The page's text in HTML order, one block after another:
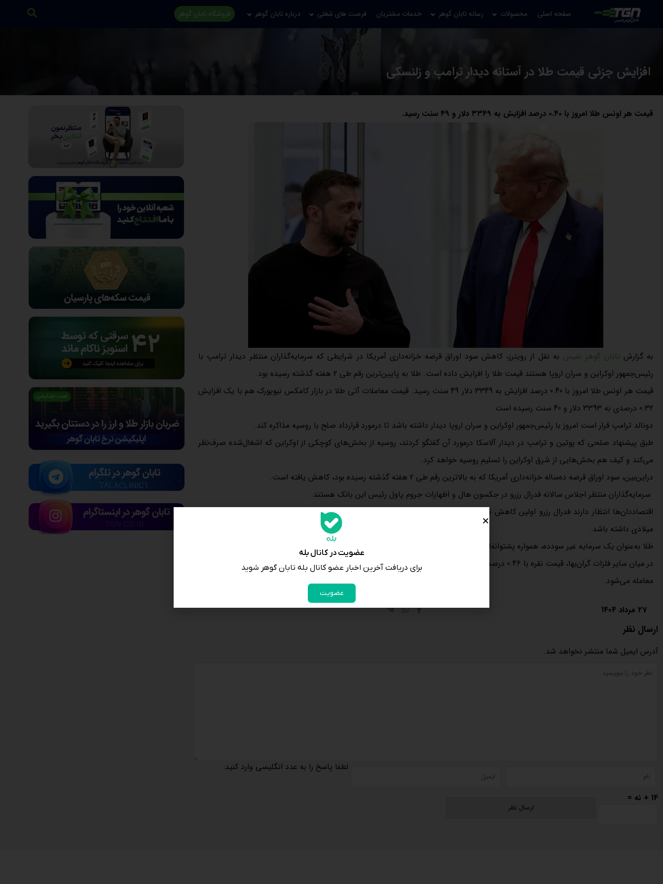
صفحه اصلی محصولات رسانه تابان گوهر خدمات مشتریان فرصت های شغلی درباره تابان گوهر فروشگاه تابان گوهر
افزایش جزئی قیمت طلا در آستانه دیدار ترامپ و زلنسکی
قیمت هر اونس طلا امروز با ۰.۴۰ درصد افزایش به ۳۳۴۹ دلار و ۴۹ سنت رسید.
به گزارش تابان گوهر نفیس به نقل از رویترز، کاهش سود اوراق قرضه خزانه‌داری آمریکا در شرایطی که سرمایه‌گذاران منتظر دیدار ترامپ با
رئیس‌جمهور اوکراین و سران اروپا هستند قیمت طلا را افزایش داده است. طلا به پایین‌ترین رقم طی 2 هفته گذشته رسیده بود.
قیمت هر اونس طلا امروز با 0.40 درصد افزایش به 3349 دلار 49 سنت رسید. قیمت معاملات آتی طلا در بازار کامکس نیویورک هم با یک افزایش
0.32 درصدی به 3393 دلار و 40 سنت رسیده است.
دونالد ترامپ قرار است امروز با رئیس‌جمهور اوکراین و سران اروپا دیدار داشته باشد تا درمورد قرارداد صلح با روسیه مذاکره کند.
طبق پیشنهاد صلحی که پوتین و ترامپ در دیدار آلاسکا درمورد آن گفتگو کردند، روسیه از بخش‌های کوچکی از اوکراین که اشغال‌شده صرف‌نظر
می‌کند و کیف هم بخش‌هایی از شرق اوکراین را تسلیم روسیه خواهد کرد.
دراین‌بین، سود اوراق قرضه ده‌ساله خزانه‌داری آمریکا که به بالاترین رقم طی 2 هفته گذشته رسیده بود، کاهش یافته است.
سرمایه‌گذاران منتظر اجلاس سالانه فدرال رزرو در جکسون هال و اظهارات جروم پاول رئیس این بانک هستند.
اقتصاددان‌ها انتظار دارند فدرال رزرو اولین کاهش نرخ بهره را در ماه سپتامبر اجرایی کند و یک کاهش نرخ بهره دیگر هم تا پایان سال جاری
میلادی داشته باشد.
طلا به‌عنوان یک سرمایه غیر سودده، همواره پشتوانه‌ای ایمن در زمان بی‌ثباتی‌ها بوده و عملکرد خوبی در فضای نرخ پایین بهره دارد.
معامله می‌شود.
27 مرداد 1404
ارسال نظر
آدرس ایمیل شما منتشر نخواهد شد.
لطفا پاسخ را به عدد انگلیسی وارد کنید:
14 + نه =
عضویت در کانال بله
برای دریافت آخرین اخبار عضو کانال بله تابان گوهر شوید
عضویت